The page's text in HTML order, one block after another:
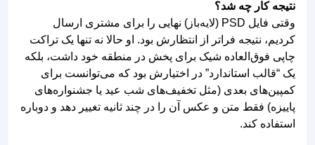
نتیجه کار چه شد؟
وقتی فایل PSD (لایه‌باز) نهایی را برای مشتری ارسال
کردیم، نتیجه فراتر از انتظارش بود. او حالا نه تنها یک تراکت
چاپی فوق‌العاده شیک برای پخش در منطقه خود داشت، بلکه
یک “قالب استاندارد” در اختیارش بود که می‌توانست برای
کمپین‌های بعدی (مثل تخفیف‌های شب عید یا جشنواره‌های
پاییزه) فقط متن و عکس آن را در چند ثانیه تغییر دهد و دوباره
استفاده کند.